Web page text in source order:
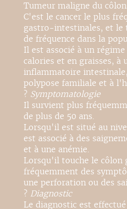
Tumeur maligne du côlon
C'est le cancer le plus
gastro-intestinales, et le
de fréquence dans la
Il est associé à un
calories et en graisses, à
inflammatoire
polypose familiale et à
? Symptomatologie
Il survient plus
de plus de 50 ans.
Lorsqu'il est situé au
est associé à des
et à une anémie.
Lorsqu'il touche le côlon
fréquemment des
une perforation ou des
? Diagnostic
Le diagnostic est